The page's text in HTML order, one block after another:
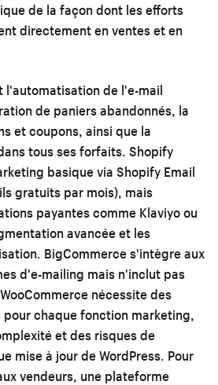
de la façon dont les efforts
directement en ventes et en
l'automatisation de l'e-mail
de paniers abandonnés, la
et coupons, ainsi que la
tous ses forfaits. Shopify
basique via Shopify Email
gratuits par mois), mais
payantes comme Klaviyo ou
avancée et les
BigCommerce s'intègre aux
d'e-mailing mais n'inclut pas
nécessite des
chaque fonction marketing,
et des risques de
mise à jour de WordPress. Pour
vendeurs, une plateforme